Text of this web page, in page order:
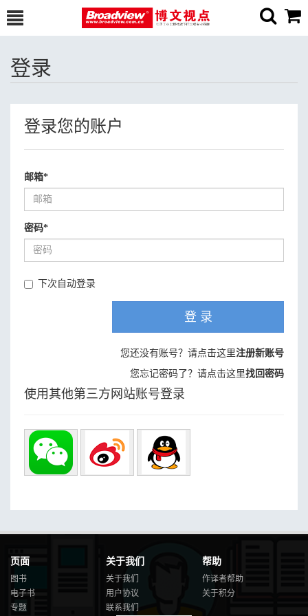
登录
登录您的账户
邮箱*
密码*
下次自动登录
登 录
您还没有账号？请点击这里注册新账号
您忘记密码了？请点击这里找回密码
使用其他第三方网站账号登录
页面
图书
电子书
专题
关于我们
关于我们
用户协议
联系我们
帮助
作译者帮助
关于积分